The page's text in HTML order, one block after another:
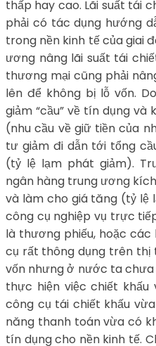
thấp hay cao. Lãi suất tái
phải có tác dụng hướng
trong nền kinh tế của giai
ương nâng lãi suất tái
thương mại cũng phải
lên để không bị lỗ vốn.
giảm “cầu” về tín dụng
(nhu cầu về giữ tiền của
tư giảm đi dẫn tới tổng
(tỷ lệ lạm phát giảm).
ngân hàng trung ương
và làm cho giá tăng (tỷ
công cụ nghiệp vụ trực
là thương phiếu, hoặc
cụ rất thông dụng trên
vốn nhưng ở nước ta
thực hiện việc chiết khấu
công cụ tái chiết khấu
năng thanh toán vừa có
tín dụng cho nền kinh tế.